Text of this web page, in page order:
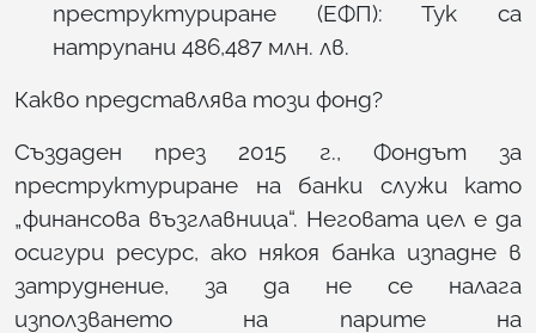
преструктуриране (ЕФП): Тук са
натрупани 486,487 млн. лв.
Какво представлява този фонд?
Създаден през 2015 г., Фондът за
преструктуриране на банки служи като
„финансова възглавница“. Неговата цел е да
осигури ресурс, ако някоя банка изпадне в
затруднение, за да не се налага
използването на парите на